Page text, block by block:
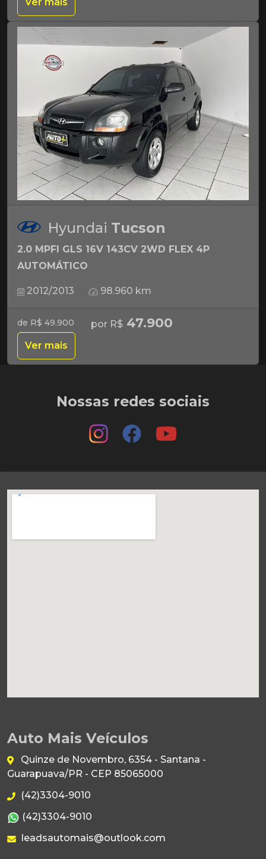
Hyundai Tucson
2.0 MPFI GLS 16V 143CV 2WD FLEX 4P
AUTOMÁTICO
2012/2013 98.960 km
de R$ 49.900 por R$ 47.900
Ver mais
Nossas redes sociais
Auto Mais Veículos
Quinze de Novembro, 6354 - Santana -
Guarapuava/PR - CEP 85065000
(42)3304-9010
(42)3304-9010
leadsautomais@outlook.com